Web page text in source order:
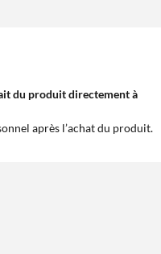
du produit directement à
après l’achat du produit.